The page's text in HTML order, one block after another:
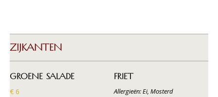
ZIJKANTEN
GROENE SALADE
€ 6
FRIET
Allergieën: Ei, Mosterd